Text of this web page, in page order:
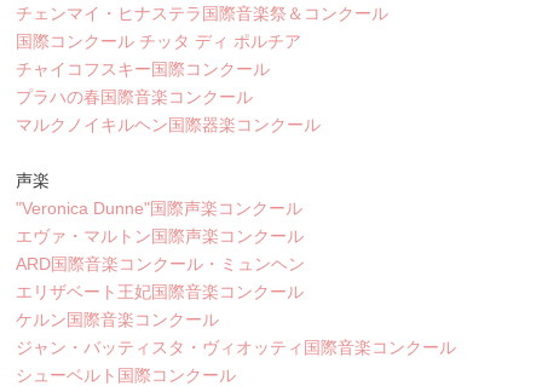
チェンマイ・ヒナステラ国際音楽祭＆コンクール
国際コンクール チッタ ディ ポルチア
チャイコフスキー国際コンクール
プラハの春国際音楽コンクール
マルクノイキルヘン国際器楽コンクール
声楽
"Veronica Dunne"国際声楽コンクール
エヴァ・マルトン国際声楽コンクール
ARD国際音楽コンクール・ミュンヘン
エリザベート王妃国際音楽コンクール
ケルン国際音楽コンクール
ジャン・バッティスタ・ヴィオッティ国際音楽コンクール
シューベルト国際コンクール